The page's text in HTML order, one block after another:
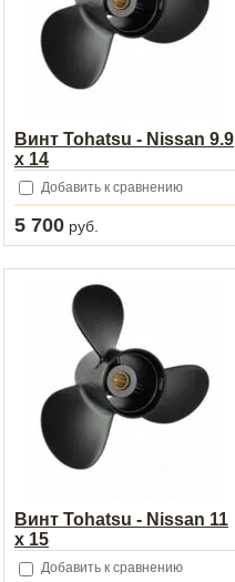
Винт Tohatsu - Nissan 9.9
x 14
Добавить к сравнению
5 700 руб.
Винт Tohatsu - Nissan 11
x 15
Добавить к сравнению